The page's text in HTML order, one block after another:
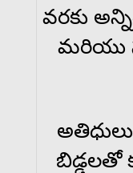
వరకు
మరియు